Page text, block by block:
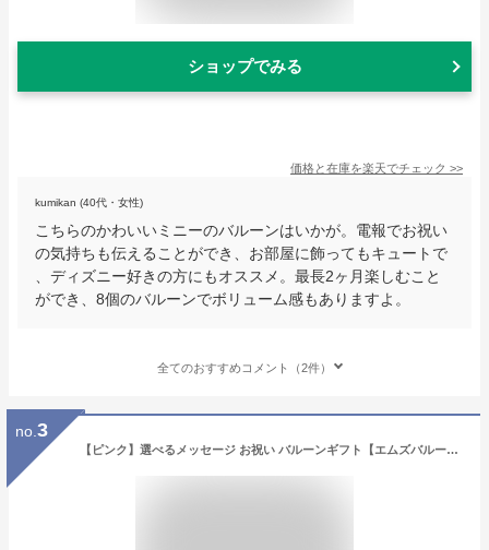
ショップでみる
価格と在庫を楽天でチェック >>
kumikan (40代・女性)
こちらのかわいいミニーのバルーンはいかが。電報でお祝い
の気持ちも伝えることができ、お部屋に飾ってもキュートで
、ディズニー好きの方にもオススメ。最長2ヶ月楽しむこと
ができ、8個のバルーンでボリューム感もありますよ。
全てのおすすめコメント（2件）
no. 3
【ピンク】選べるメッセージ お祝い バルーンギフト【エムズバルーン】【mzballoon】バルーン 風船 記念日 卓上バルーン バルーンアレンジメント ハート ギフト プレゼント 発表会 出産祝い 結婚祝い 誕生日プレゼント (Congrats/発表会・お祝い)